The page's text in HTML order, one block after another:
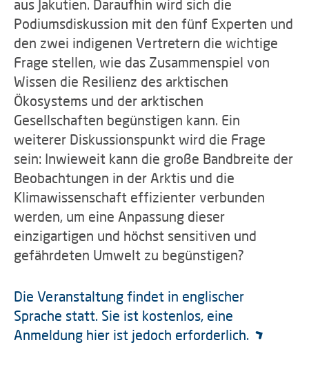
aus Jakutien. Daraufhin wird sich die
Podiumsdiskussion mit den fünf Experten und
den zwei indigenen Vertretern die wichtige
Frage stellen, wie das Zusammenspiel von
Wissen die Resilienz des arktischen
Ökosystems und der arktischen
Gesellschaften begünstigen kann. Ein
weiterer Diskussionspunkt wird die Frage
sein: Inwieweit kann die große Bandbreite der
Beobachtungen in der Arktis und die
Klimawissenschaft effizienter verbunden
werden, um eine Anpassung dieser
einzigartigen und höchst sensitiven und
gefährdeten Umwelt zu begünstigen?
Die Veranstaltung findet in englischer
Sprache statt. Sie ist kostenlos, eine
Anmeldung hier ist jedoch erforderlich.